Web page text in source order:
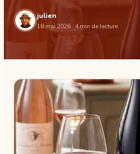
julien
18 mai 2026 · 4 min de lecture